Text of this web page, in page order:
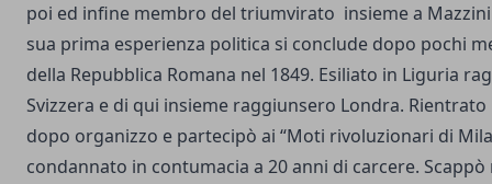
poi ed infine membro del triumvirato insieme a
sua prima esperienza politica si conclude dopo pochi
della Repubblica Romana nel 1849. Esiliato in Liguria
Svizzera e di qui insieme raggiunsero Londra.
dopo organizzo e partecipò ai “Moti rivoluzionari di
condannato in contumacia a 20 anni di carcere.